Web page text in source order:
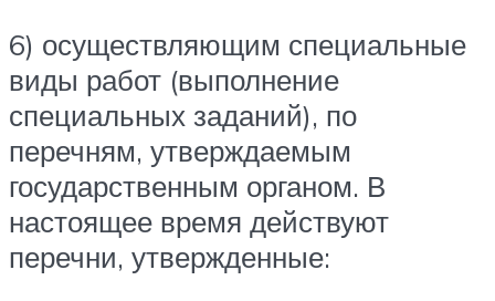
6) осуществляющим специальные
виды работ (выполнение
специальных заданий), по
перечням, утверждаемым
государственным органом. В
настоящее время действуют
перечни, утвержденные: